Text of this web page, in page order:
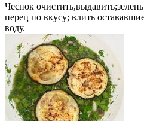
Чеснок
перец по вкусу; влить
воду.